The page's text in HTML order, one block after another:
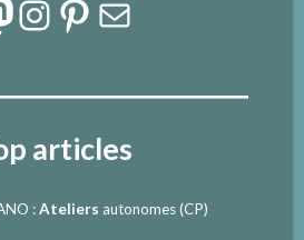
Instagram
Pinterest
E-mail
articles
:Ateliers autonomes (CP)